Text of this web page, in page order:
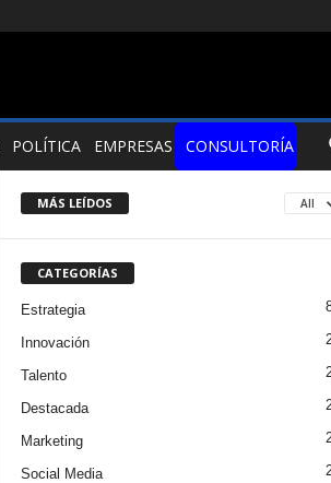
POLÍTICA EMPRESAS CONSULTORÍA
MÁS LEÍDOS All
CATEGORÍAS
Estrategia
Innovación
Talento
Destacada
Marketing
Social Media